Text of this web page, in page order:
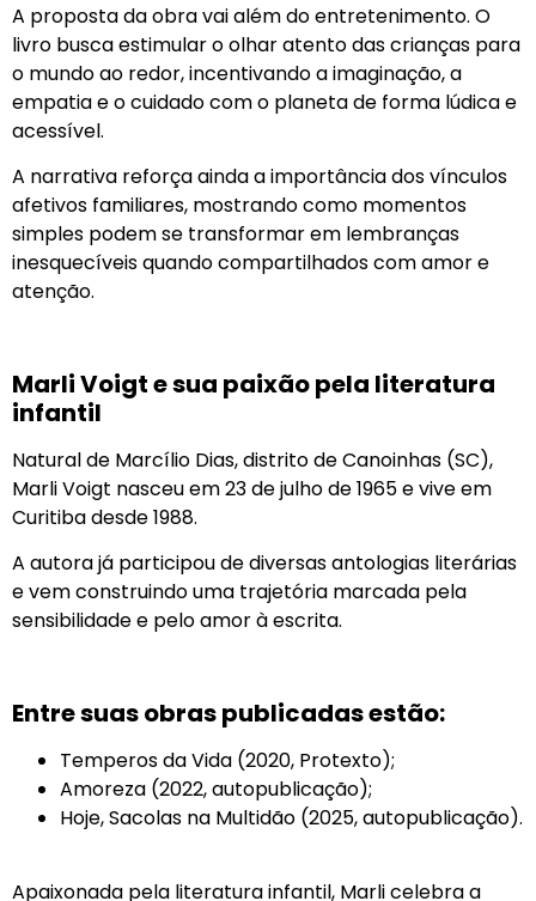
A proposta da obra vai além do entretenimento. O
livro busca estimular o olhar atento das crianças para
o mundo ao redor, incentivando a imaginação, a
empatia e o cuidado com o planeta de forma lúdica e
acessível.
A narrativa reforça ainda a importância dos vínculos
afetivos familiares, mostrando como momentos
simples podem se transformar em lembranças
inesquecíveis quando compartilhados com amor e
atenção.
Marli Voigt e sua paixão pela literatura
infantil
Natural de Marcílio Dias, distrito de Canoinhas (SC),
Marli Voigt nasceu em 23 de julho de 1965 e vive em
Curitiba desde 1988.
A autora já participou de diversas antologias literárias
e vem construindo uma trajetória marcada pela
sensibilidade e pelo amor à escrita.
Entre suas obras publicadas estão:
Temperos da Vida (2020, Protexto);
Amoreza (2022, autopublicação);
Hoje, Sacolas na Multidão (2025, autopublicação).
Apaixonada pela literatura infantil, Marli celebra a